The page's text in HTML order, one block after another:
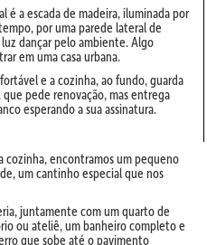
é a escada de madeira, iluminada por
por uma parede lateral de
dançar pelo ambiente. Algo
em uma casa urbana.
e a cozinha, ao fundo, guarda
pede renovação, mas entrega
esperando a sua assinatura.
cozinha, encontramos um pequeno
um cantinho especial que nos
juntamente com um quarto de
ou ateliê, um banheiro completo e
que sobe até o pavimento